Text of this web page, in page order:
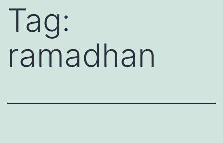
Tag:
ramadhan